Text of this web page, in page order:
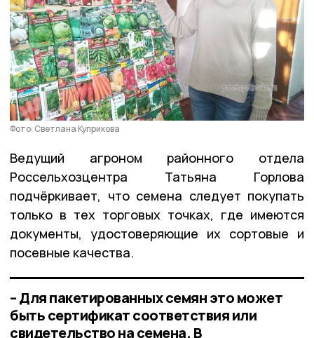
Фото: Светлана Куприкова
Ведущий агроном районного отдела
Россельхозцентра Татьяна Горлова
подчёркивает, что семена следует покупать
только в тех торговых точках, где имеются
документы, удостоверяющие их сортовые и
посевные качества.
– Для пакетированных семян это может
быть сертификат соответствия или
свидетельство на семена. В